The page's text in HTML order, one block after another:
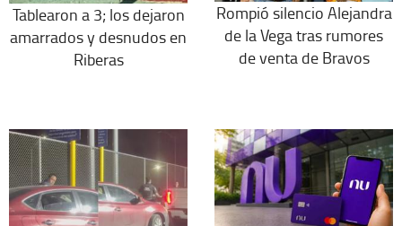
Tablearon a 3; los dejaron
amarrados y desnudos en
Riberas
Rompió silencio Alejandra
de la Vega tras rumores
de venta de Bravos